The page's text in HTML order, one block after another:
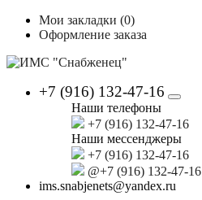
Мои закладки (0)
Оформление заказа
+7 (916) 132-47-16
Наши телефоны
+7 (916) 132-47-16
Наши мессенджеры
+7 (916) 132-47-16
@+7 (916) 132-47-16
ims.snabjenets@yandex.ru